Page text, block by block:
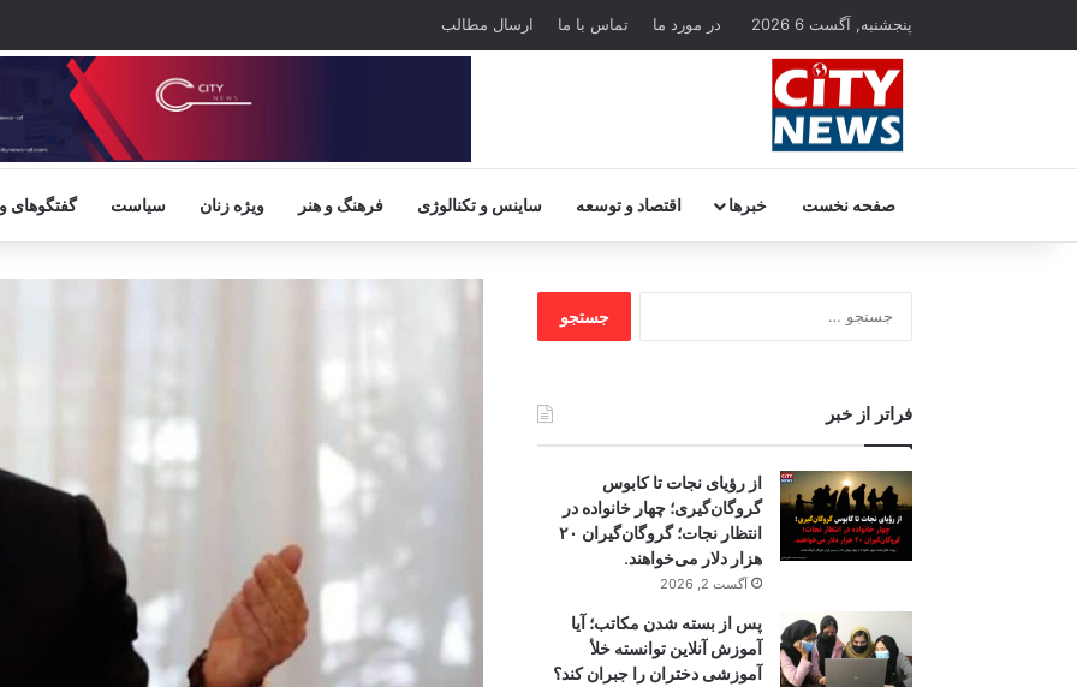
پنجشنبه, آگست 6 2026 در مورد ما تماس با ما ارسال مطالب
صفحه نخست خبرها اقتصاد و توسعه ساینس و تکنالوژی فرهنگ و هنر ویژه زنان سیاست گفتگوهای
برای:
فراتر از خبر
از رؤیای نجات تا کابوس
گروگان‌گیری؛ چهار خانواده در
انتظار نجات؛ گروگان‌گیران ۲۰
هزار دلار می‌خواهند.
آگست 2, 2026
پس از بسته شدن مکاتب؛ آیا
آموزش آنلاین توانسته خلأ
آموزشی دختران را جبران کند؟